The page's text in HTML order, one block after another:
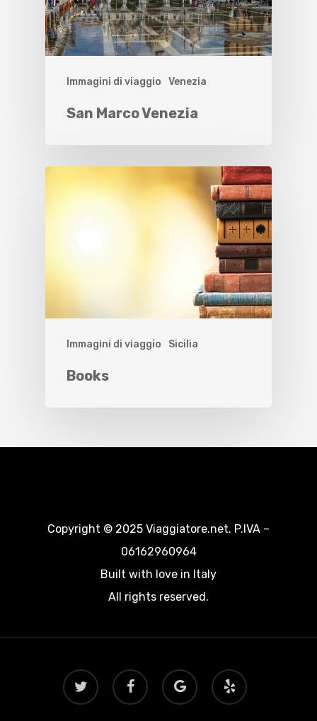
Immagini di viaggio Venezia
San Marco Venezia
Immagini di viaggio Sicilia
Books
Copyright © 2025 Viaggiatore.net. P.IVA –
06162960964
Built with love in Italy
All rights reserved.
twitter facebook
google-
plus
yelp